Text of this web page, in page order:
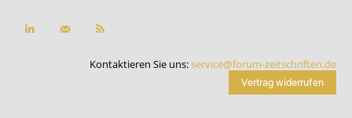
Kontaktieren Sie uns:service@forum-zeitschriften.de
Vertrag widerrufen